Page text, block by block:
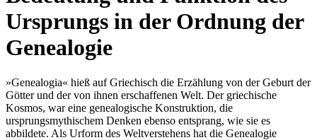
Ursprungs in der Ordnung der
Genealogie
»Genealogia« hieß auf Griechisch die Erzählung von der Geburt der
Götter und der von ihnen erschaffenen Welt. Der griechische
Kosmos, war eine genealogische Konstruktion, die
ursprungsmythischem Denken ebenso entsprang, wie sie es
abbildete. Als Urform des Weltverstehens hat die Genealogie